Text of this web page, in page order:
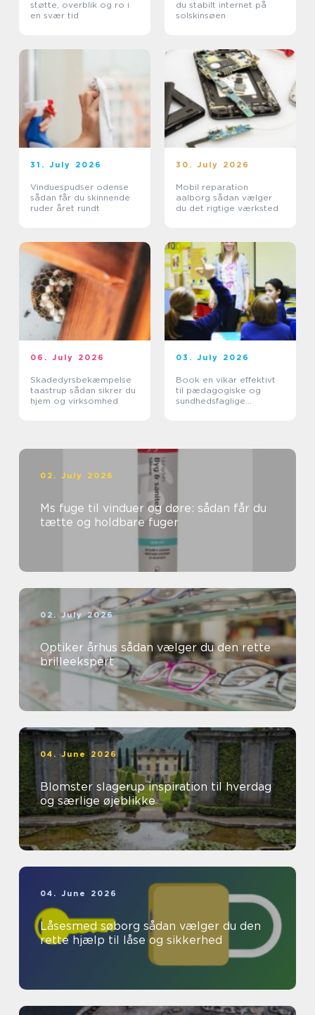
støtte, overblik og ro i
en svær tid
du stabilt internet på
solskinsøen
31. July 2026
Vinduespudser odense
sådan får du skinnende
ruder året rundt
30. July 2026
Mobil reparation
aalborg sådan vælger
du det rigtige værksted
06. July 2026
Skadedyrsbekæmpelse
taastrup sådan sikrer du
hjem og virksomhed
03. July 2026
Book en vikar effektivt
til pædagogiske og
sundhedsfaglige
02. July 2026
Ms fuge til vinduer og døre: sådan får du
tætte og holdbare fuger
02. July 2026
Optiker århus sådan vælger du den rette
brilleekspert
04. June 2026
Blomster slagerup inspiration til hverdag
og særlige øjeblikke
04. June 2026
Låsesmed søborg sådan vælger du den
rette hjælp til låse og sikkerhed